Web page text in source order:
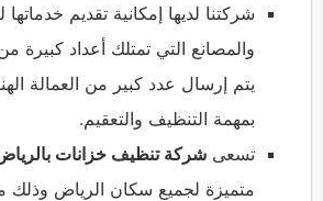
شركتنا لديها إمكانية تقديم
والمصانع التي تمتلك أعداد كبيرة
يتم إرسال عدد كبير من العمالة
بمهمة التنظيف والتعقيم.
تسعى شركة تنظيف خزانات
متميزة لجميع سكان الرياض وذلك